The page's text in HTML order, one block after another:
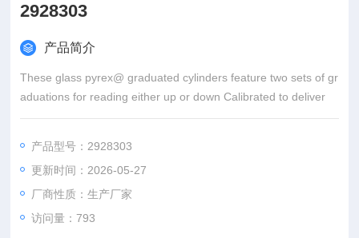
2928303
产品简介
These glass pyrex@ graduated cylinders feature two sets of gr
aduations for reading either up or down Calibrated to deliver
产品型号：2928303
更新时间：2026-05-27
厂商性质：生产厂家
访问量：793